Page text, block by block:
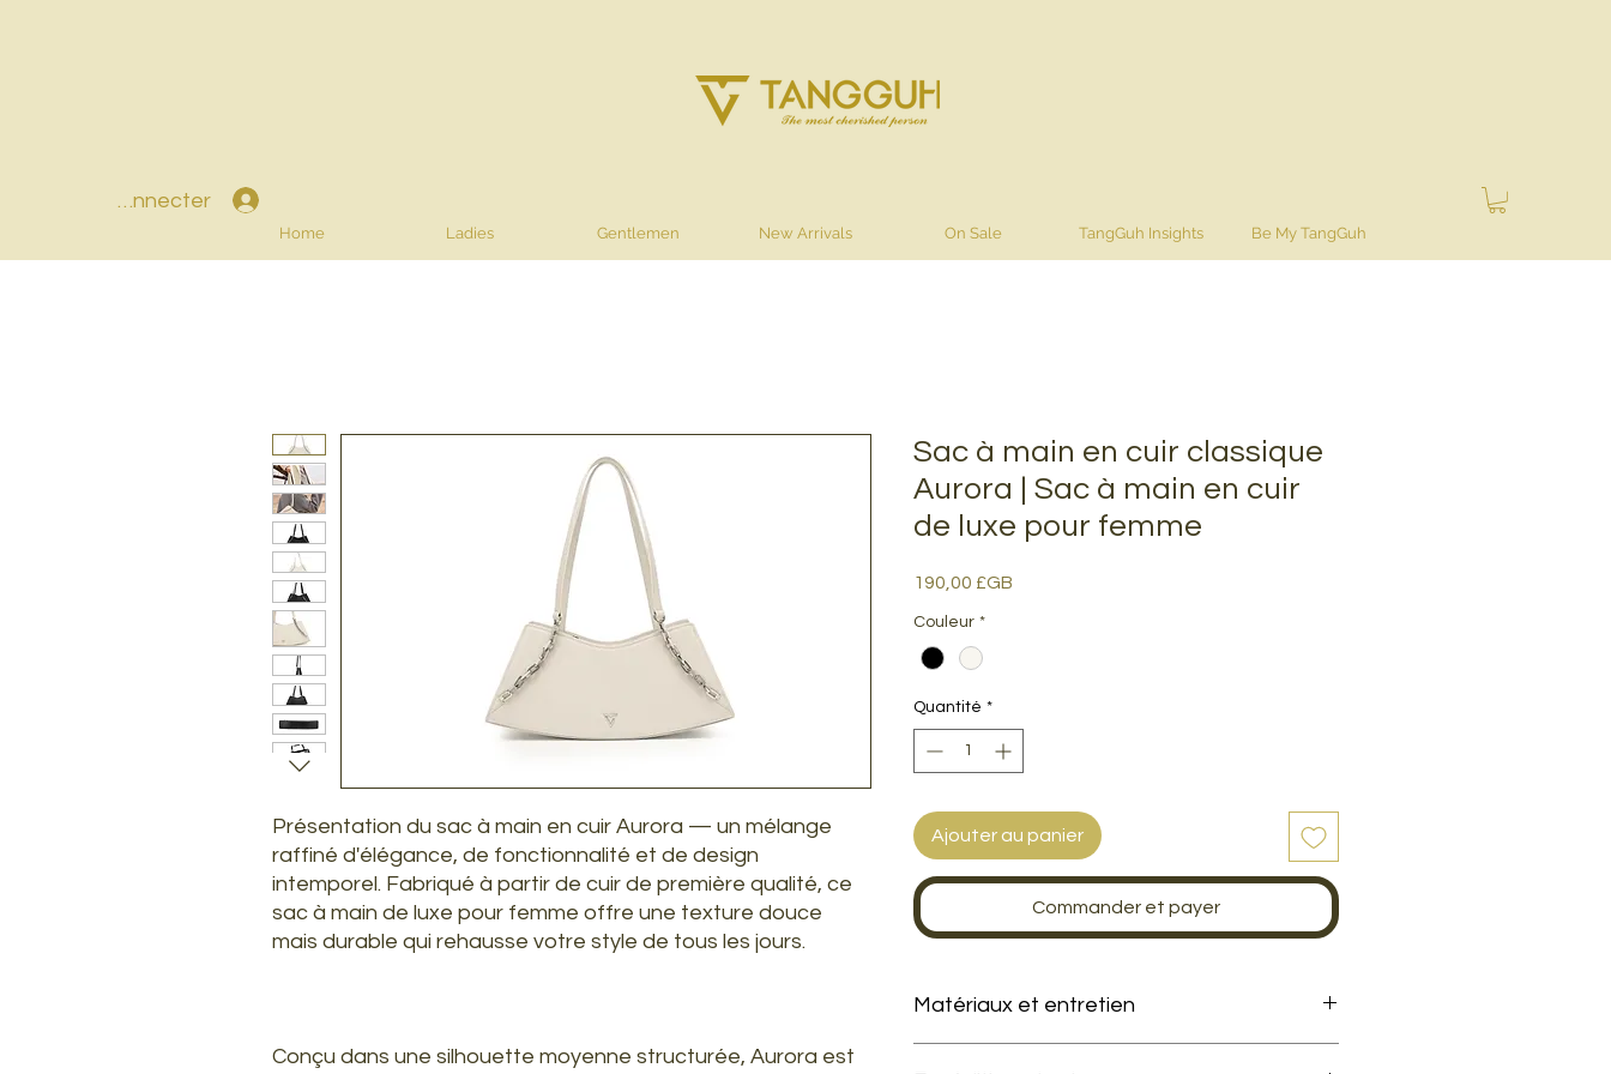
Se connecter
Home Ladies Gentlemen New Arrivals On Sale TangGuh Insights Be My TangGuh
Présentation du sac à main en cuir Aurora — un mélange
raffiné d'élégance, de fonctionnalité et de design
intemporel. Fabriqué à partir de cuir de première qualité, ce
sac à main de luxe pour femme offre une texture douce
mais durable qui rehausse votre style de tous les jours.
Conçu dans une silhouette moyenne structurée, Aurora est
Sac à main en cuir classique
Aurora | Sac à main en cuir
de luxe pour femme
190,00 £GB
Couleur *
Quantité *
Ajouter au panier
Commander et payer
Matériaux et entretien